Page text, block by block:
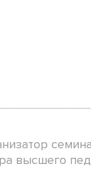
высшего